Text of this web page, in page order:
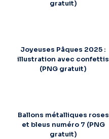
gratuit)
Joyeuses Pâques 2025 :
illustration avec confettis
(PNG gratuit)
Ballons métalliques roses
et bleus numéro 7 (PNG
gratuit)